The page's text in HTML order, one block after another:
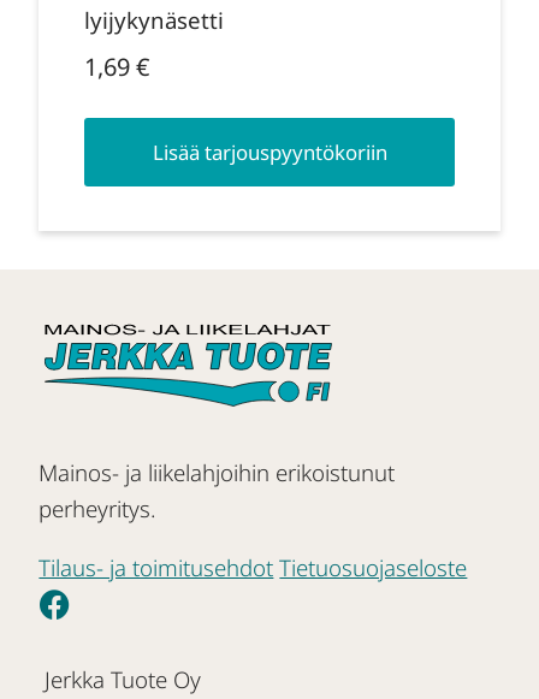
lyijykynäsetti
1,69€
Lisää tarjouspyyntökoriin
Mainos- ja liikelahjoihin erikoistunut
perheyritys.
Tilaus- ja toimitusehdot Tietuosuojaseloste
Jerkka Tuote Oy